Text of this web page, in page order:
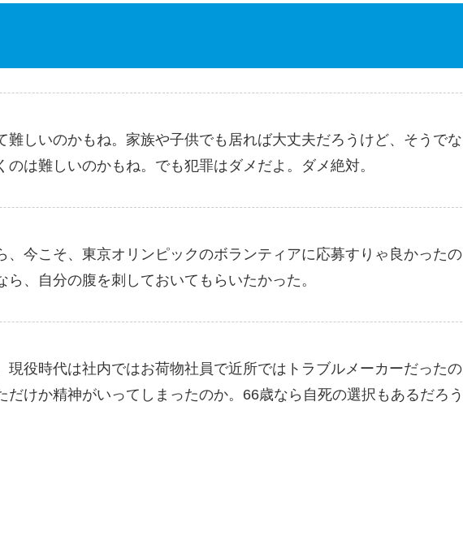
難しいのかもね。家族や子供でも居れば大丈夫だろうけど、そうでな
のは難しいのかもね。でも犯罪はダメだよ。ダメ絶対。
、今こそ、東京オリンピックのボランティアに応募すりゃ良かったの
、自分の腹を刺しておいてもらいたかった。
現役時代は社内ではお荷物社員で近所ではトラブルメーカーだったの
だけか精神がいってしまったのか。66歳なら自死の選択もあるだろう